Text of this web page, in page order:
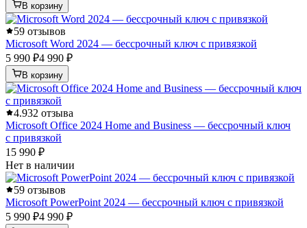
В корзину
59 отзывов
Microsoft Word 2024 — бессрочный ключ с привязкой
5 990 ₽4 990 ₽
В корзину
4.932 отзыва
Microsoft Office 2024 Home and Business — бессрочный ключ
с привязкой
15 990 ₽
Нет в наличии
59 отзывов
Microsoft PowerPoint 2024 — бессрочный ключ с привязкой
5 990 ₽4 990 ₽